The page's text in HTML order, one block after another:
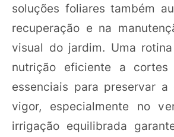
soluções foliares também
recuperação e na
visual do jardim. Uma
nutrição eficiente a
essenciais para preservar
vigor, especialmente no
irrigação equilibrada